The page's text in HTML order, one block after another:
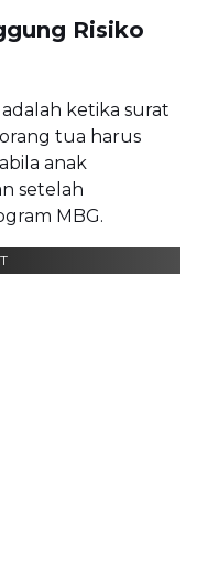
Risiko
ketika surat
tua harus
anak
setelah
MBG.